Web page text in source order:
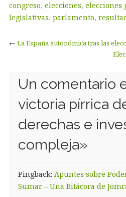
congreso, elecciones, elecciones
legislativas, parlamento,
← La España autonómica tras las
Un comentario
victoria pírrica
derechas e
compleja»
Pingback: Apuntes sobre
Sumar – Una Bitácora de